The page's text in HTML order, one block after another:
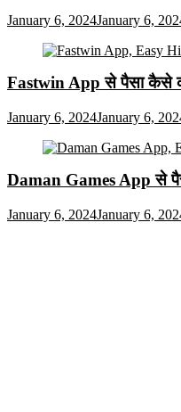
January 6, 2024January 6,
Fastwin App से पैसा कैसे
January 6, 2024January 6,
Daman Games App से
January 6, 2024January 6,